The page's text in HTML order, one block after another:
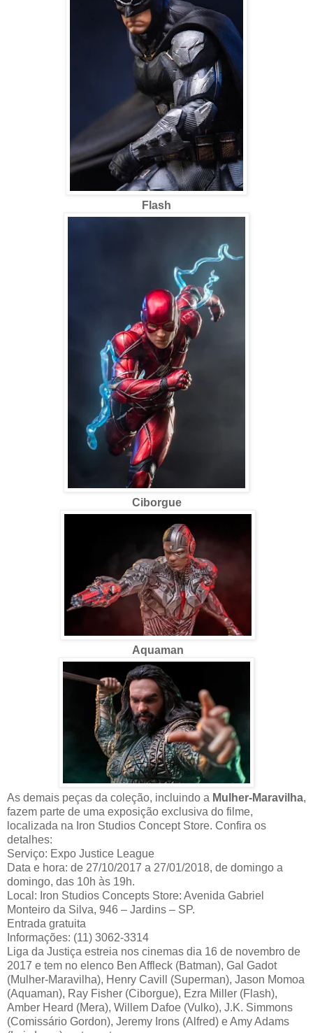
Flash
Ciborgue
Aquaman
As demais peças da coleção, incluindo a Mulher-Maravilha,
fazem parte de uma exposição exclusiva do filme,
localizada na Iron Studios Concept Store. Confira os
detalhes:
Serviço: Expo Justice League
Data e hora: de 27/10/2017 a 27/01/2018, de domingo a
domingo, das 10h às 19h.
Local: Iron Studios Concepts Store: Avenida Gabriel
Monteiro da Silva, 946 – Jardins – SP.
Entrada gratuita
Informações: (11) 3062-3314
Liga da Justiça estreia nos cinemas dia 16 de novembro de
2017 e tem no elenco Ben Affleck (Batman), Gal Gadot
(Mulher-Maravilha), Henry Cavill (Superman), Jason Momoa
(Aquaman), Ray Fisher (Ciborgue), Ezra Miller (Flash),
Amber Heard (Mera), Willem Dafoe (Vulko), J.K. Simmons
(Comissário Gordon), Jeremy Irons (Alfred) e Amy Adams